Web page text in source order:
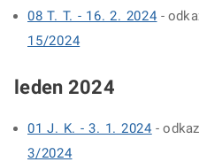
08 T. T. - 16. 2. 2024 -
15/2024
leden 2024
01 J. K. - 3. 1. 2024 -
3/2024